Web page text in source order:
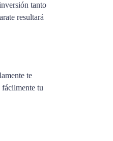
tanto
resultará
te
fácilmente tu